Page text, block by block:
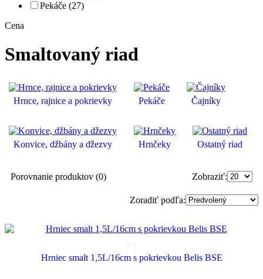
Pekáče (27)
Cena
Smaltovaný riad
Hrnce, rajnice a pokrievky Pekáče Čajníky
Konvice, džbány a džezvy Hrnčeky Ostatný riad
Porovnanie produktov (0) Zobraziť:
Zoradiť podľa:
Hrniec smalt 1,5L/16cm s pokrievkou Belis BSE